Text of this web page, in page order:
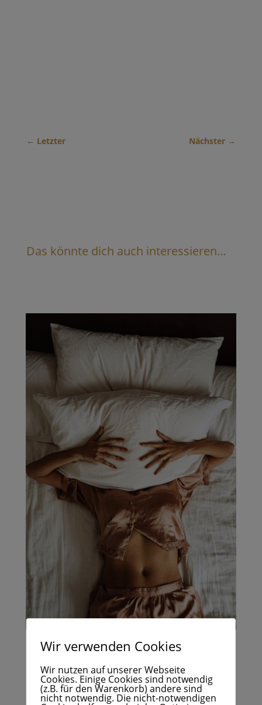
← Letzter Nächster →
Das könnte dich auch interessieren…
Was ich gerne früher gewusst
hätte… ❤️
Hormonchaos verstehen: Warum Du Dich
Wir verwenden Cookies
Wir nutzen auf unserer Webseite
Cookies. Einige Cookies sind notwendig
(z.B. für den Warenkorb) andere sind
nicht notwendig. Die nicht-notwendigen